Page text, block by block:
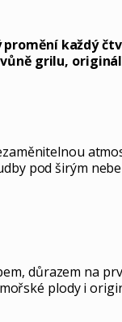
každý
vůně grilu,
pod širým
důrazem na
plody i